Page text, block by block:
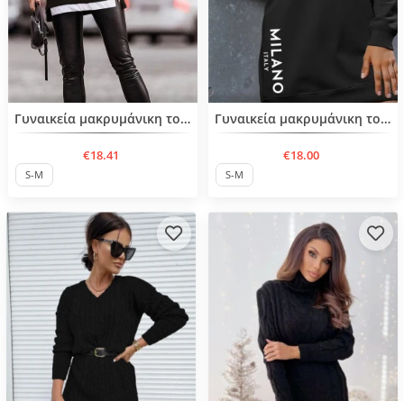
Нов продуктΓυναικεία μακρυμάνικη τουνίκ
€18.41
S-M
Нов продуктΓυναικεία μακρυμάνικη τουνίκ
€18.00
S-M